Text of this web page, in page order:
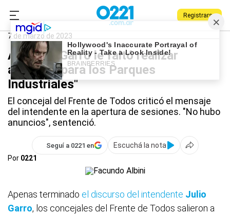
Registrarse
0221.com.ar
Facundo Albini
7 de marzo de 2023
Albini: "A Garro le faltó realizar
anuncios para los Parques
Industriales"
El concejal del Frente de Todos criticó el mensaje
del intendente en la apertura de sesiones. "No hubo
anuncios", sentenció.
Seguí a 0221 en
Escuchá la nota
Por 0221
Apenas terminado el discurso del intendente Julio
Garro, los concejales del Frente de Todos salieron a